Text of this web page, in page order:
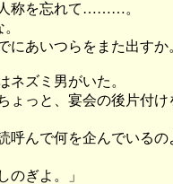
人称を忘れて………。
あいつらをまた出すか
ズミ男がいた。
っと、宴会の後片付け
んで何を企んでいるの
のぎよ。」